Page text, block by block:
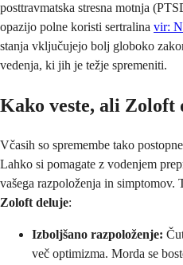
posttravmatska stresna motnja
opazijo polne koristi sertralina vir:
stanja vključujejo bolj globoko
vedenja, ki jih je težje spremeniti.
Kako veste, ali Zoloft
Včasih so spremembe tako
Lahko si pomagate z vodenjem
vašega razpoloženja in simptomov.
Zoloft deluje:
Izboljšano razpoloženje:
več optimizma. Morda se